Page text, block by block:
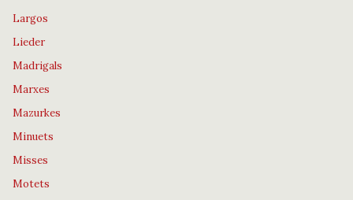
Largos
Lieder
Madrigals
Marxes
Mazurkes
Minuets
Misses
Motets